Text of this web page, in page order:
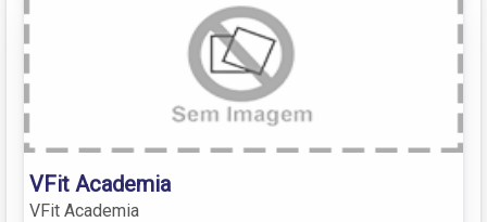
VFit Academia
VFit Academia